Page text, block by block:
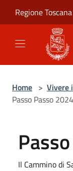
Regione Toscana
Home > Vivere
Passo Passo 2024
Il Cammino di